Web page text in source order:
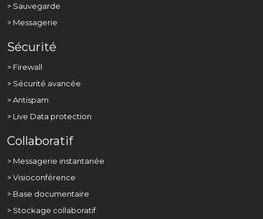
> Sauvegarde
> Messagerie
Sécurité
> Firewall
> Sécurité avancée
> Antispam
> Live Data protection
Collaboratif
> Messagerie instantanée
> Visioconférence
> Base documentaire
> Stockage collaboratif